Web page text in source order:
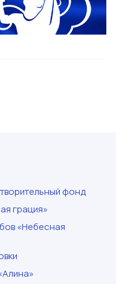
фонд
грация»
«Небесная